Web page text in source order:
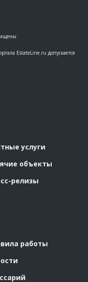
EstateLine.ru допускается
услуги
объекты
релизы
работы